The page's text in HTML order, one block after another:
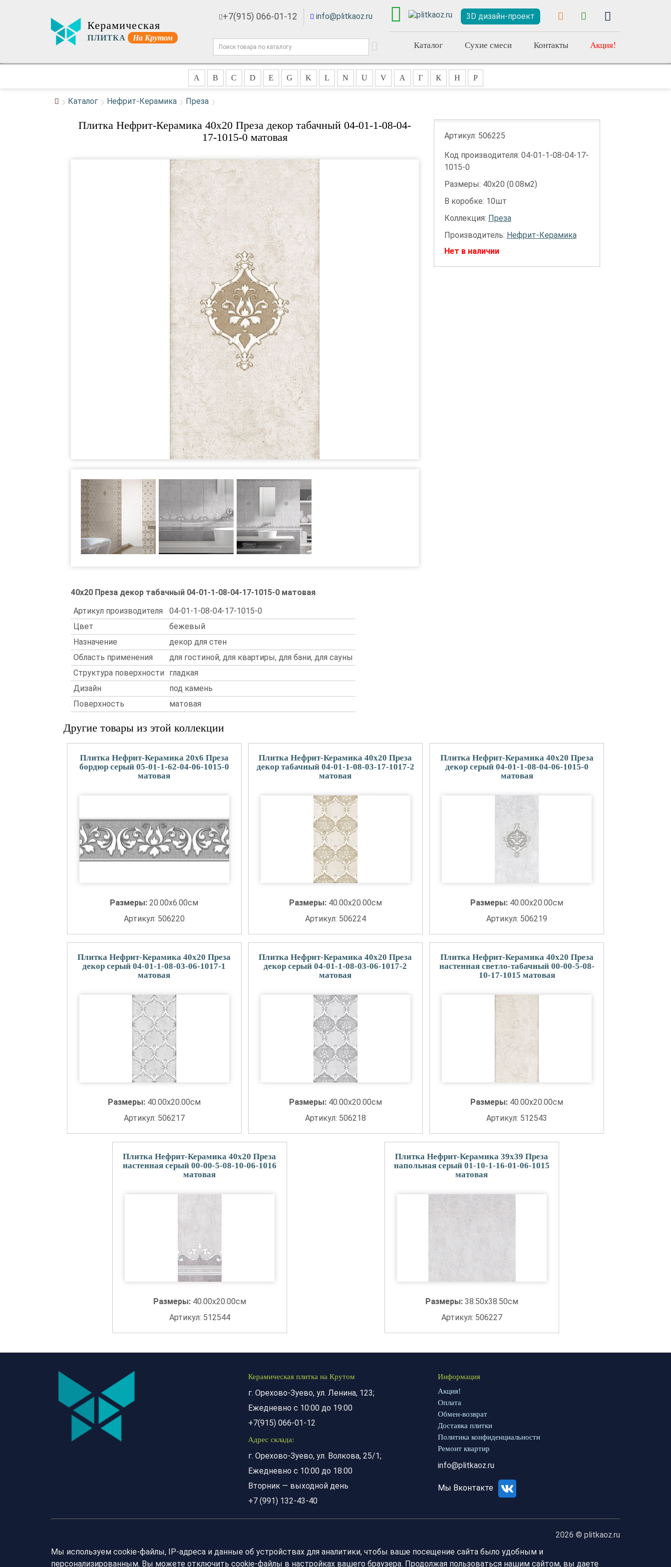
Керамическая
ПЛИТКА На Крутом
+7(915) 066-01-12 info@plitkaoz.ru 3D дизайн-проект
Каталог Сухие смеси Контакты Акция!
A B C D E G K L N U V А Г К Н Р
Каталог Нефрит-Керамика Преза
Плитка Нефрит-Керамика 40x20 Преза декор табачный 04-01-1-08-04-
17-1015-0 матовая
40x20 Преза декор табачный 04-01-1-08-04-17-1015-0 матовая
Артикул производителя
04-01-1-08-04-17-1015-0
Цвет
бежевый
Назначение
декор для стен
Область применения
для гостиной, для квартиры, для бани, для сауны
Структура поверхности
гладкая
Дизайн
под камень
Поверхность
матовая
Артикул: 506225
Код производителя: 04-01-1-08-04-17-
1015-0
Размеры: 40х20 (0.08м2)
В коробке: 10шт
Коллекция: Преза
Производитель: Нефрит-Керамика
Нет в наличии
Другие товары из этой коллекции
Плитка Нефрит-Керамика 20x6 Преза
бордюр серый 05-01-1-62-04-06-1015-0
матовая
Размеры:20.00x6.00см
Артикул: 506220
Плитка Нефрит-Керамика 40x20 Преза
декор табачный 04-01-1-08-03-17-1017-2
матовая
Размеры: 40.00x20.00см
Артикул: 506224
Плитка Нефрит-Керамика 40x20 Преза
декор серый 04-01-1-08-04-06-1015-0
матовая
Размеры: 40.00x20.00см
Артикул: 506219
Плитка Нефрит-Керамика 40x20 Преза
декор серый 04-01-1-08-03-06-1017-1
матовая
Размеры: 40.00x20.00см
Артикул: 506217
Плитка Нефрит-Керамика 40x20 Преза
декор серый 04-01-1-08-03-06-1017-2
матовая
Размеры: 40.00x20.00см
Артикул: 506218
Плитка Нефрит-Керамика 40x20 Преза
настенная светло-табачный 00-00-5-08-
10-17-1015 матовая
Размеры: 40.00x20.00см
Артикул: 512543
Плитка Нефрит-Керамика 40x20 Преза
настенная серый 00-00-5-08-10-06-1016
матовая
Размеры: 40.00x20.00см
Артикул: 512544
Плитка Нефрит-Керамика 39x39 Преза
напольная серый 01-10-1-16-01-06-1015
матовая
Размеры: 38.50x38.50см
Артикул: 506227
Керамическая плитка на Крутом
г. Орехово-Зуево, ул. Ленина, 123;
Ежедневно с 10:00 до 19:00
+7(915) 066-01-12
Адрес склада:
г. Орехово-Зуево, ул. Волкова, 25/1;
Ежедневно с 10:00 до 18:00
Вторник — выходной день
+7 (991) 132-43-40
Информация
Акция!
Оплата
Обмен-возврат
Доставка плитки
Политика конфиденциальности
Ремонт квартир
info@plitkaoz.ru
Мы Вконтакте
2026 © plitkaoz.ru
Мы используем cookie-файлы, IP-адреса и данные об устройствах для аналитики, чтобы ваше посещение сайта было удобным и
персонализированным. Вы можете отключить cookie-файлы в настройках вашего браузера. Продолжая пользоваться нашим сайтом, вы даете